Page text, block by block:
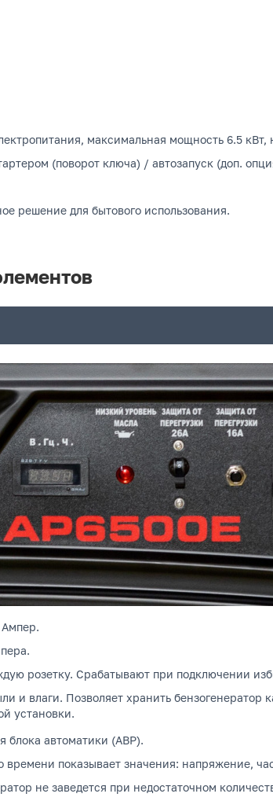
максимальная мощность 6.5
(поворот ключа) / автозапуск (доп.
решение для бытового использования.
Ампер.
розетку. Срабатывают при подключении
и влаги. Позволяет хранить
установки.
блока автоматики (АВР).
времени показывает значения: напряжение,
не заведется при недостаточном